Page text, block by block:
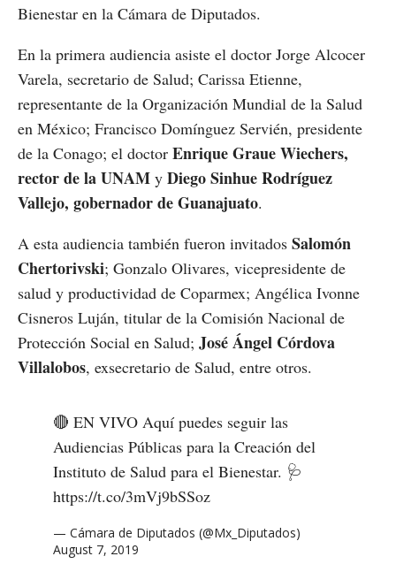
Bienestar en la Cámara de Diputados.
En la primera audiencia asiste el doctor Jorge Alcocer
Varela, secretario de Salud; Carissa Etienne,
representante de la Organización Mundial de la Salud
en México; Francisco Domínguez Servién, presidente
de la Conago; el doctor Enrique Graue Wiechers,
rector de la UNAM y Diego Sinhue Rodríguez
Vallejo, gobernador de Guanajuato.
A esta audiencia también fueron invitados Salomón
Chertorivski; Gonzalo Olivares, vicepresidente de
salud y productividad de Coparmex; Angélica Ivonne
Cisneros Luján, titular de la Comisión Nacional de
Protección Social en Salud; José Ángel Córdova
Villalobos, exsecretario de Salud, entre otros.
🔴 EN VIVO Aquí puedes seguir las
Audiencias Públicas para la Creación del
Instituto de Salud para el Bienestar. 🩺
https://t.co/3mVj9bSSoz
— Cámara de Diputados (@Mx_Diputados)
August 7, 2019